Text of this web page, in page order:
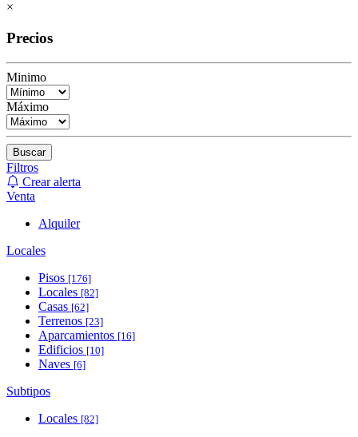
×
Precios
Minimo
Máximo
Buscar
Filtros
Crear alerta
Venta
Alquiler
Locales
Pisos [176]
Locales [82]
Casas [62]
Terrenos [23]
Aparcamientos [16]
Edificios [10]
Naves [6]
Subtipos
Locales [82]